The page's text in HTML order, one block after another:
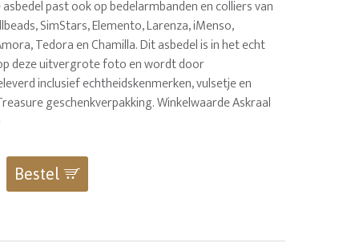
past ook op bedelarmbanden en colliers van
SimStars, Elemento, Larenza, iMenso,
Tedora en Chamilla. Dit asbedel is in het echt
deze uitvergrote foto en wordt door
inclusief echtheidskenmerken, vulsetje en
geschenkverpakking. Winkelwaarde Askraal
Bestel